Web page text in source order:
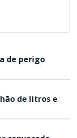
de perigo
de litros e